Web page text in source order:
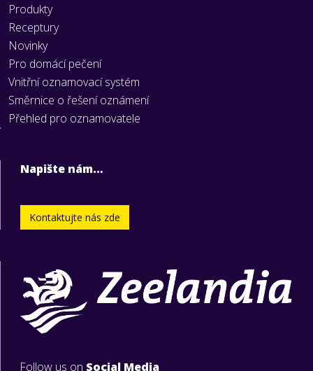
Produkty
Receptury
Novinky
Pro domácí pečení
Vnitřní oznamovací systém
Směrnice o řešení oznámení
Přehled pro oznamovatele
Napište nám…
Kontaktujte nás zde
Follow us on Social Media